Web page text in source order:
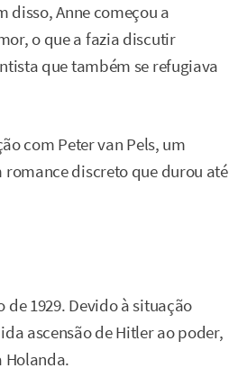
disso, Anne começou a
o que a fazia discutir
que também se refugiava
com Peter van Pels, um
romance discreto que durou até
de 1929. Devido à situação
ascensão de Hitler ao poder,
Holanda.